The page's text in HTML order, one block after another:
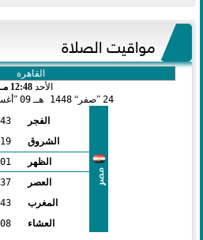
مواقيت الصلاة
الأحد12:48 مـ
24 صفر 1448 هـ 09
مصر
الفجر
الشروق
الظهر
العصر
المغرب
العشاء